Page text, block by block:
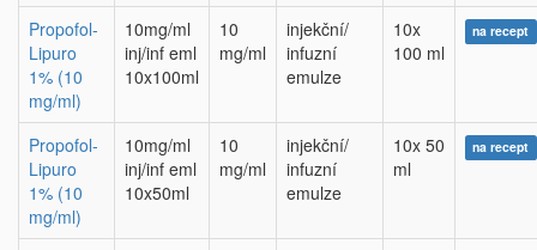
Propofol-
Lipuro
1% (10
mg/ml)
10mg/ml
inj/inf eml
10x100ml
10
mg/ml
injekční/
infuzní
emulze
10x
100 ml
na recept
Propofol-
Lipuro
1% (10
mg/ml)
10mg/ml
inj/inf eml
10x50ml
10
mg/ml
injekční/
infuzní
emulze
10x 50
ml
na recept